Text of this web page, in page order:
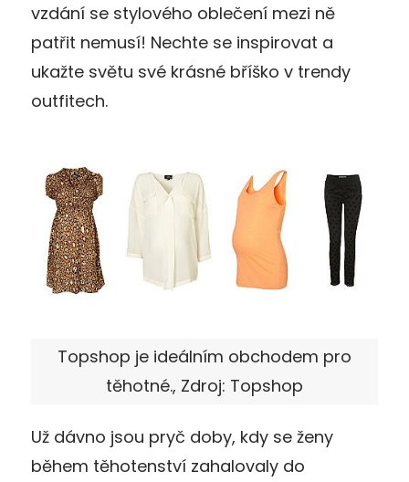
vzdání se stylového oblečení mezi ně
patřit nemusí! Nechte se inspirovat a
ukažte světu své krásné bříško v trendy
outfitech.
Topshop je ideálním obchodem pro
těhotné., Zdroj: Topshop
Už dávno jsou pryč doby, kdy se ženy
během těhotenství zahalovaly do